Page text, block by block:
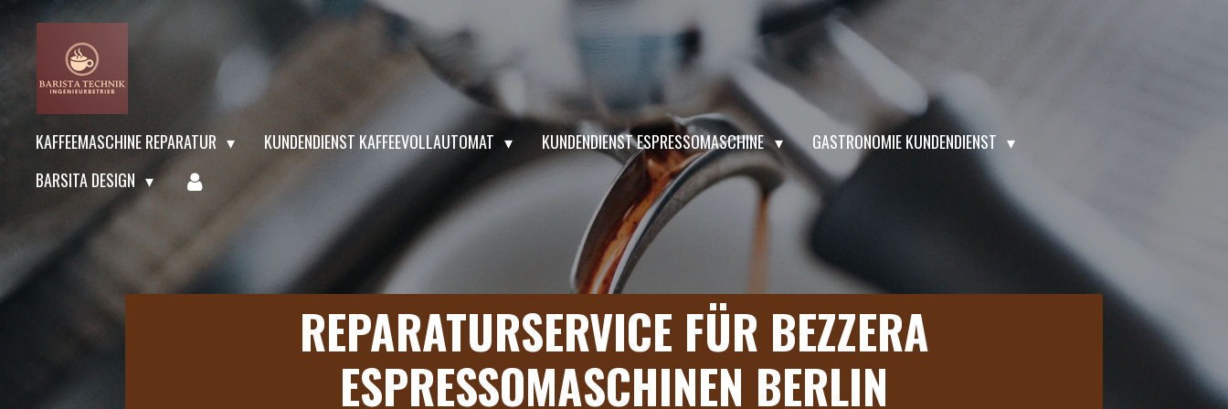
Zum
Hauptinhalt
springen
KAFFEEMASCHINE REPARATUR KUNDENDIENST KAFFEEVOLLAUTOMAT KUNDENDIENST ESPRESSOMASCHINE
GASTRONOMIE KUNDENDIENST
BARSITA DESIGN
REPARATURSERVICE FÜR BEZZERA
ESPRESSOMASCHINEN BERLIN